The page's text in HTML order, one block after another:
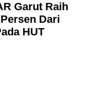
Garut Raih
Dari
HUT